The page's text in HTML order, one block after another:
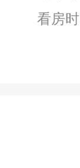
看房